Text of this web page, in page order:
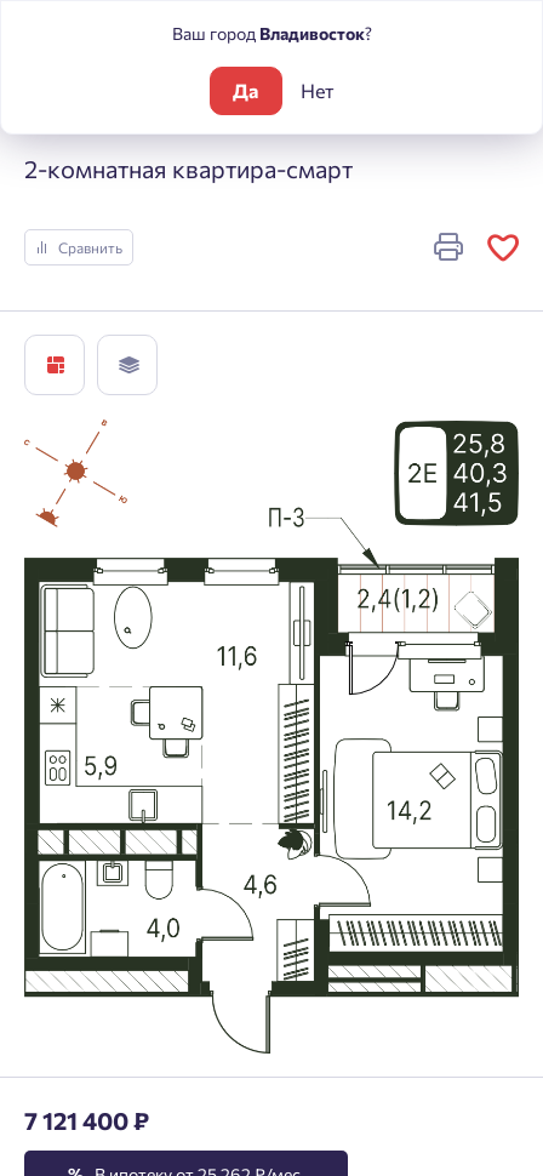
Погода
2-комнатная квартира-смарт
Сравнить
7 121 400 ₽
Ваш город Владивосток?
Да Нет